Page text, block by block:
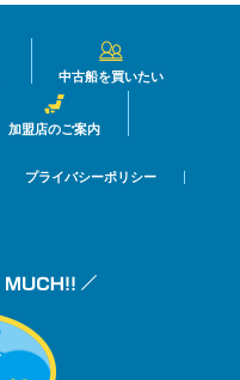
中古船を買いたい
加盟店のご案内
プライバシーポリシー